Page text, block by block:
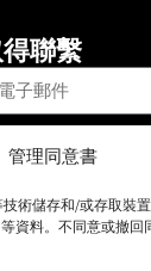
管理同意書
術儲存和/或存取裝
資料。不同意或撤回
聯繫
登記
5簽證計劃的最新消
件。